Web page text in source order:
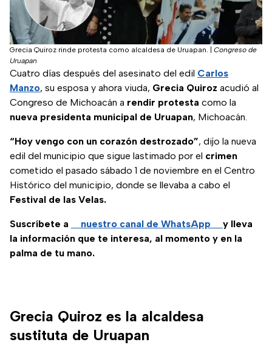
Grecia Quiroz rinde protesta como alcaldesa de Uruapan.
Congreso de
Uruapan
Cuatro días después del asesinato del edil Carlos
Manzo, su esposa y ahora viuda, Grecia Quiroz acudió al
Congreso de Michoacán a rendir protesta como la
nueva presidenta municipal de Uruapan, Michoacán.
“Hoy vengo con un corazón destrozado”, dijo la nueva
edil del municipio que sigue lastimado por el crimen
cometido el pasado sábado 1 de noviembre en el Centro
Histórico del municipio, donde se llevaba a cabo el
Festival de las Velas.
Suscríbete a nuestro canal de WhatsApp
y lleva
la información que te interesa, al momento y en la
palma de tu mano.
Grecia Quiroz es la alcaldesa
sustituta de Uruapan